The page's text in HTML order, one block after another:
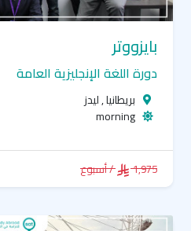
بايزووتر
دورة اللغة الإنجليزية العامة
بريطانيا , ليدز
1,975 / أسبوع